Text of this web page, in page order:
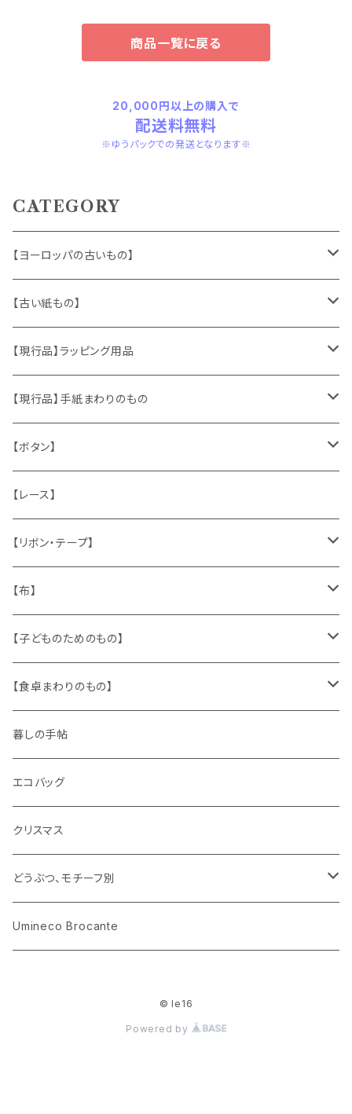
商品一覧に戻る
20,000円以上の購入で
配送料無料
※ゆうパックでの発送となります※
CATEGORY
【ヨーロッパの古いもの】
ヴィンテージアクセサリー
おもちゃ、ぬいぐるみ
くま、テディベア
うさぎ
キャラクター
ピノキオ
ヴィンテージファブリック
ハンドメイド製品
お部屋に飾るもの
メタル製品
缶、箱
陶磁器
文房具
木製品
ミニチュア、ドールハウス
【古い紙もの】
切手、FDC
ポストカード、カレンダー
マッチラベル、食品ラベル
蔵書票、荷札、ビュバー、伝票
シール、ステッカー、クロモス
袋、箱、ナプキン、コースター
パズル、ゲーム
古本、古雑誌、古えほん
古レコード
古せっけん
ラッピングペーパー、壁紙
【現行品】ラッピング用品
伝票、タグ、シール
袋、ラッピングペーパー
ひも、テープ
【現行品】手紙まわりのもの
封筒、ポストカード
切手
スタンプ
文房具
【ボタン】
木
貝
メタル
ガラス
プラスチック
紙
【レース】
【リボン・テープ】
チロルテープ・イニシャルテープ
トリム
ワッペン
【布】
キッチンクロス、ナプキン
ニット
布地
【子どものためのもの】
身に着けるもの
【食卓まわりのもの】
ガラス
花びん
小物入れ
陶磁器
カップアンドソーサー
プレート
木製品
ホーロー
メタル
暮しの手帖
エコバッグ
クリスマス
どうぶつ、モチーフ別
くま、ベア
Umineco Brocante
© le16
Powered by